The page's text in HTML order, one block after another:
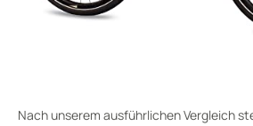
Nach unserem ausführlichen Vergleich